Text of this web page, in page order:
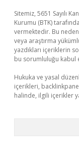
Sitemiz, 5651 Sayılı
Kurumu (BTK)
vermektedir. Bu
veya araştırma
yazdıkları içeriklerin
bu sorumluluğu kabul
Hukuka ve yasal
içerikleri,
halinde, ilgili içerikler